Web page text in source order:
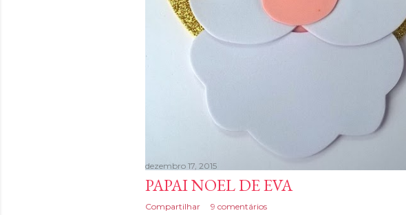
dezembro 17, 2015
PAPAI NOEL DE EVA
Compartilhar 9 comentários